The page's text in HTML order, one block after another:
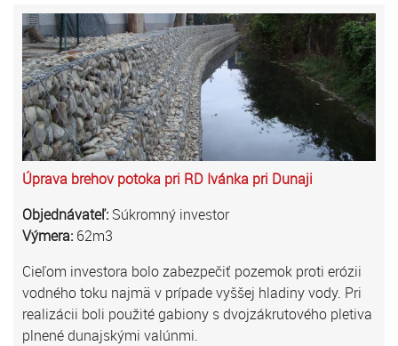
Úprava brehov potoka pri RD Ivánka pri Dunaji
Objednávateľ: Súkromný investor
Výmera: 62m3
Cieľom investora bolo zabezpečiť pozemok proti erózii
vodného toku najmä v prípade vyššej hladiny vody. Pri
realizácii boli použité gabiony s dvojzákrutového pletiva
plnené dunajskými valúnmi.